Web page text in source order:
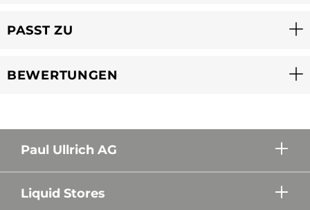
PASST ZU
BEWERTUNGEN
Paul Ullrich AG
Liquid Stores